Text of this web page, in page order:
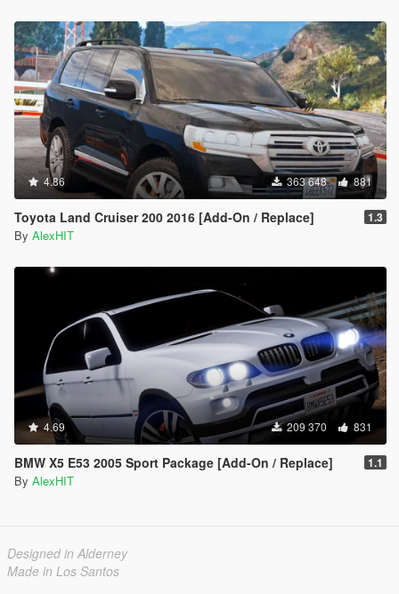
4.86 363 648 881
Toyota Land Cruiser 200 2016 [Add-On / Replace] 1.3
By AlexHIT
4.69 209 370 831
BMW X5 E53 2005 Sport Package [Add-On / Replace] 1.1
By AlexHIT
Designed in Alderney
Made in Los Santos